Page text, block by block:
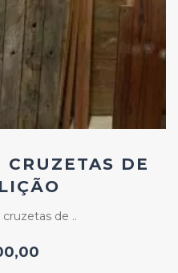
DE
de ..